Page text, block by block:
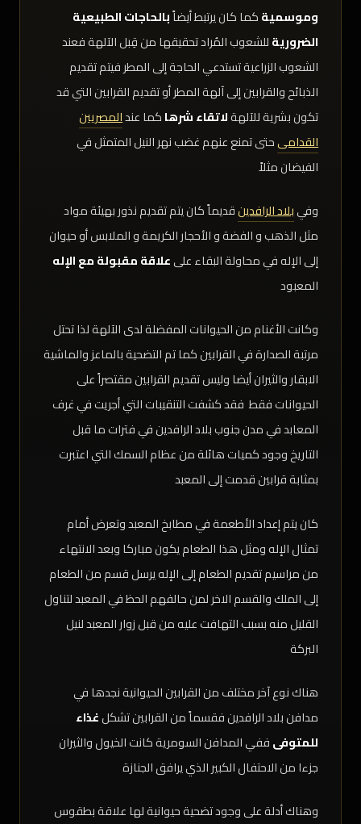
وموسميةكما كان يرتبط أيضاًبالحاجات الطبيعية
الضروريةللشعوب المُراد تحقيقها من قِبل الآلهة فعند
الشعوب الزراعية تستدعي الحاجة إلى المطر فيتم تقديم
الذبائح والقرابين إلى آلهة المطر أو تقديم القرابين التي قد
تكون بشرية للآلهةلاتقاء شرهاكما عندالمصريين
القدامىحتى تمنع عنهم غضب نهر النيل المتمثل في
الفيضان مثلاً
وفيبلاد الرافدينقديماً كان يتم تقديم نذور بهيئة مواد
مثل الذهب و الفضة و الأحجار الكريمة و الملابس أو حيوان
إلى الإله في محاولة البقاء علىعلاقة مقبولة مع الإله
المعبود
وكانت الأغنام من الحيوانات المفضلة لدى الآلهة لذا تحتل
مرتبة الصدارة في القرابين كما تم التضحية بالماعز والماشية
الابقار والثيران أيضا وليس تقديم القرابين مقتصراً على
الحيوانات فقط فقد كشفت التنقيبات التي أجريت في غرف
المعابد في مدن جنوب بلاد الرافدين في فترات ما قبل
التاريخ وجود كميات هائلة من عظام السمك التي اعتبرت
بمثابة قرابين قدمت إلى المعبد
كان يتم إعداد الأطعمة في مطابخ المعبد وتعرض أمام
تمثال الإله ومثل هذا الطعام يكون مباركا وبعد الانتهاء
من مراسيم تقديم الطعام إلى الإله يرسل قسم من الطعام
إلى الملك والقسم الاخر لمن حالفهم الحظ في المعبد لتناول
القليل منه بسبب التهافت عليه من قبل زوار المعبد لنيل
البركة
هناك نوع آخر مختلف من القرابين الحيوانية نجدها في
مدافن بلاد الرافدين فقسماً من القرابين تشكلغذاء
للمتوفىففي المدافن السومرية كانت الخيول والثيران
جزءا من الاحتفال الكبير الذي يرافق الجنازة
وهناك أدلة على وجود تضحية حيوانية لها علاقة بطقوس